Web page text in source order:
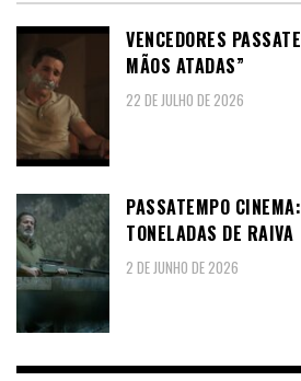
VENCEDORES
MÃOS ATADAS”
22 DE JULHO DE 2026
PASSATEMPO
TONELADAS DE RAIVA
2 DE JUNHO DE 2026